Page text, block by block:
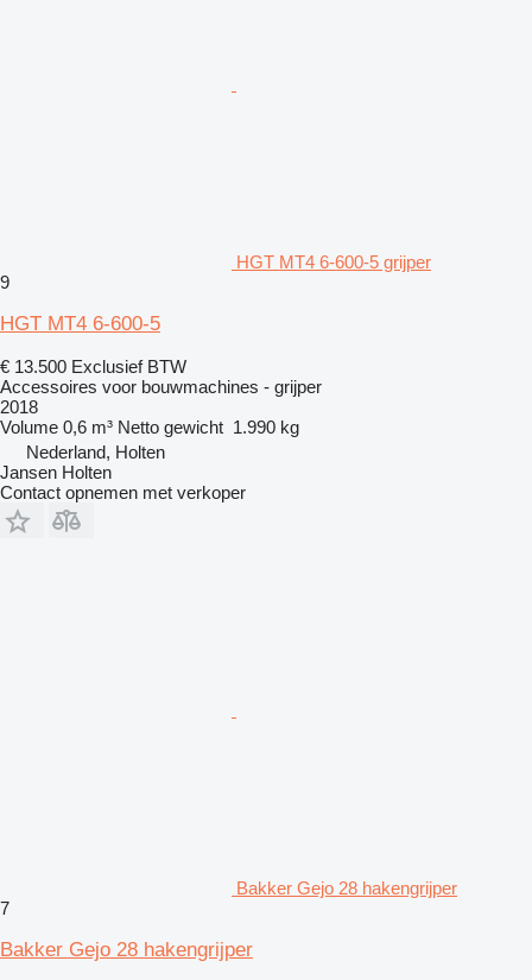
HGT MT4 6-600-5 grijper
9
HGT MT4 6-600-5
€ 13.500 Exclusief BTW
Accessoires voor bouwmachines - grijper
2018
Volume 0,6 m³ Netto gewicht 1.990 kg
Nederland, Holten
Jansen Holten
Contact opnemen met verkoper
Bakker Gejo 28 hakengrijper
7
Bakker Gejo 28 hakengrijper